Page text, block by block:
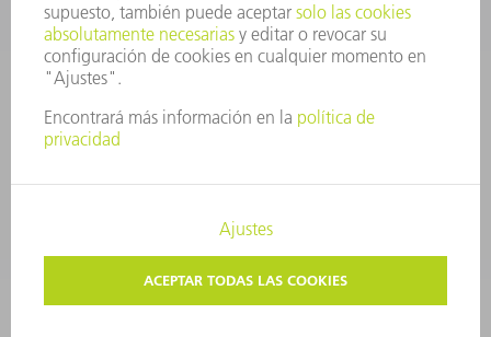
utillaje@trumpf.com
AVISO LEGAL
PROTECCIÓN DE DATOS
COPYRIGHT Y MARCA REGISTRADA
CONDICIONES DE USO